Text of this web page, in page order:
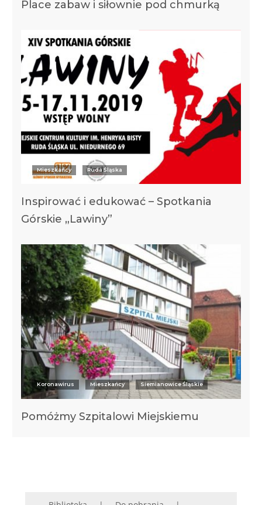
Place zabaw i siłownie pod chmurką
Mieszkańcy Ruda Śląska
Inspirować i edukować – Spotkania
Górskie „Lawiny”
Koronawirus Mieszkańcy Siemianowice Śląskie
Pomóżmy Szpitalowi Miejskiemu